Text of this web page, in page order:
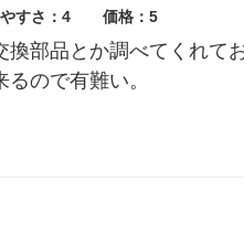
すさ：4 価格：5
部品とか調べてくれて
ので有難い。